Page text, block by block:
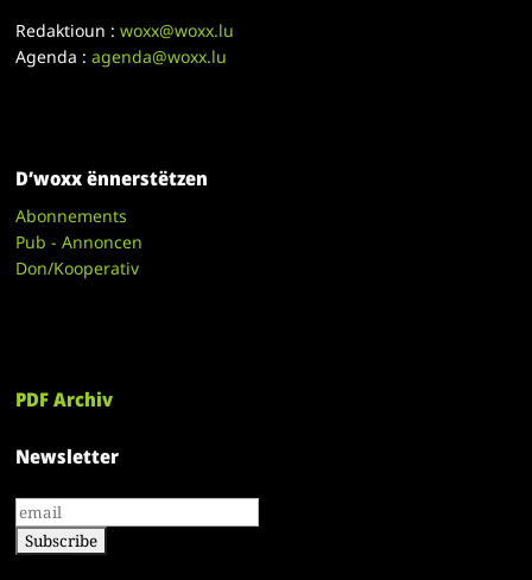
Redaktioun :woxx@woxx.lu
Agenda :agenda@woxx.lu
D’woxx ënnerstëtzen
Abonnements
Pub - Annoncen
Don/Kooperativ
PDF Archiv
Newsletter